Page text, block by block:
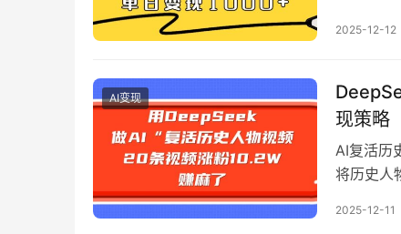
2025-12-12
AI变现
现策略
AI复活历
将历史人
实现
2025-12-11